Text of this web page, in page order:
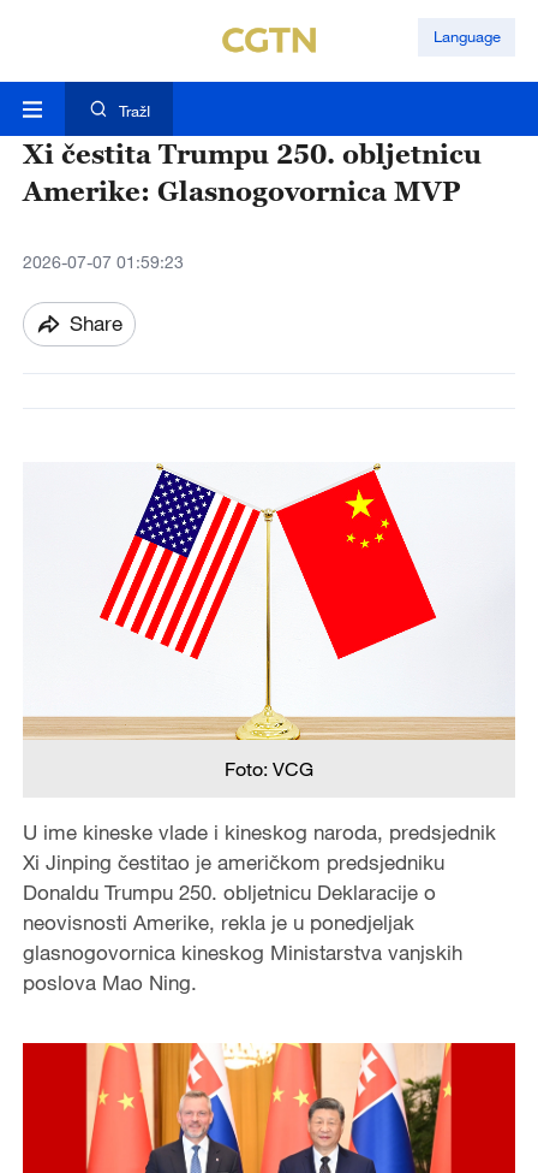
Language
TražI
Xi čestita Trumpu 250. obljetnicu
Amerike: Glasnogovornica MVP
2026-07-07 01:59:23
Share
Foto: VCG
U ime kineske vlade i kineskog naroda, predsjednik
Xi Jinping čestitao je američkom predsjedniku
Donaldu Trumpu 250. obljetnicu Deklaracije o
neovisnosti Amerike, rekla je u ponedjeljak
glasnogovornica kineskog Ministarstva vanjskih
poslova Mao Ning.